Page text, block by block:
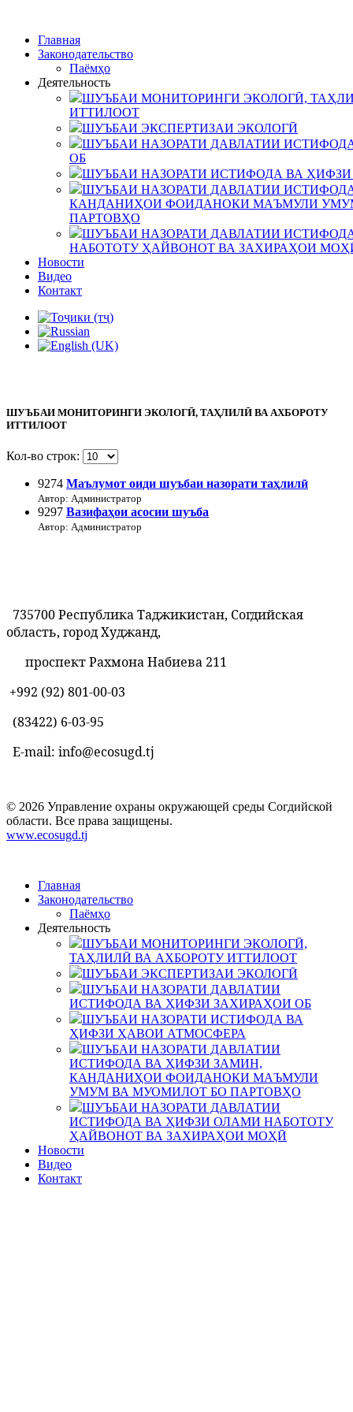
Главная
Законодательство
Паёмҳо
Деятельность
ШУЪБАИ МОНИТОРИНГИ ЭКОЛОГӢ,
ИТТИЛООТ
ШУЪБАИ ЭКСПЕРТИЗАИ ЭКОЛОГӢ
ШУЪБАИ НАЗОРАТИ ДАВЛАТИИ
ОБ
ШУЪБАИ НАЗОРАТИ ИСТИФОДА ВА
ШУЪБАИ НАЗОРАТИ ДАВЛАТИИ
КАНДАНИҲОИ ФОИДАНОКИ МАЪМУЛИ
ПАРТОВҲО
ШУЪБАИ НАЗОРАТИ ДАВЛАТИИ
НАБОТОТУ ҲАЙВОНОТ ВА ЗАХИРАҲОИ
Новости
Видео
Контакт
ШУЪБАИ МОНИТОРИНГИ ЭКОЛОГӢ, ТАҲЛИЛӢ ВА АХБОРОТУ
ИТТИЛООТ
Кол-во строк:
9274 Маълумот оиди шуъбаи назорати таҳлилӣ
Автор: Администратор
9297 Вазифаҳои асосии шуъба
Автор: Администратор
735700 Республика Таджикистан, Согдийская
область, город Худжанд,
проспект Рахмона Набиева 211
+992 (92) 801-00-03
(83422) 6-03-95
E-mail: info@ecosugd.tj
© 2026 Управление охраны окружающей среды Согдийской
области. Все права защищены.
www.ecosugd.tj
Главная
Законодательство
Паёмҳо
Деятельность
ШУЪБАИ МОНИТОРИНГИ ЭКОЛОГӢ,
ТАҲЛИЛӢ ВА АХБОРОТУ ИТТИЛООТ
ШУЪБАИ ЭКСПЕРТИЗАИ ЭКОЛОГӢ
ШУЪБАИ НАЗОРАТИ ДАВЛАТИИ
ИСТИФОДА ВА ҲИФЗИ ЗАХИРАҲОИ ОБ
ШУЪБАИ НАЗОРАТИ ИСТИФОДА ВА
ҲИФЗИ ҲАВОИ АТМОСФЕРА
ШУЪБАИ НАЗОРАТИ ДАВЛАТИИ
ИСТИФОДА ВА ҲИФЗИ ЗАМИН,
КАНДАНИҲОИ ФОИДАНОКИ МАЪМУЛИ
УМУМ ВА МУОМИЛОТ БО ПАРТОВҲО
ШУЪБАИ НАЗОРАТИ ДАВЛАТИИ
ИСТИФОДА ВА ҲИФЗИ ОЛАМИ НАБОТОТУ
ҲАЙВОНОТ ВА ЗАХИРАҲОИ МОҲӢ
Новости
Видео
Контакт